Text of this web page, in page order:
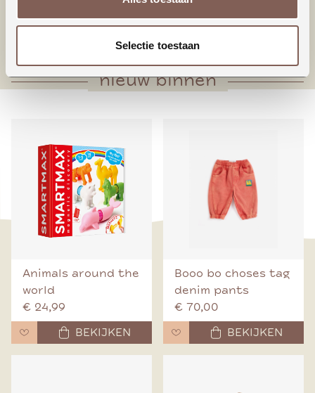
Selectie toestaan
* Houten knoop middenvoorsluiting
* Voorpand met plooien onderaan
nieuw binnen
Animals around the
world
€ 24,99
BEKIJKEN
Booo bo choses tag
denim pants
€ 70,00
BEKIJKEN